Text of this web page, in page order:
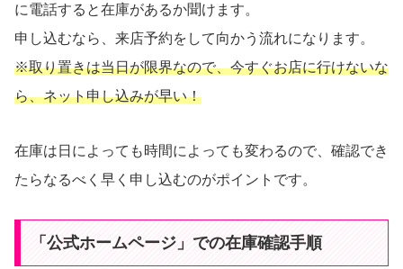
に電話すると在庫があるか聞けます。
申し込むなら、来店予約をして向かう流れになります。
※取り置きは当日が限界なので、今すぐお店に行けないな
ら、ネット申し込みが早い！
在庫は日によっても時間によっても変わるので、確認でき
たらなるべく早く申し込むのがポイントです。
「公式ホームページ」での在庫確認手順